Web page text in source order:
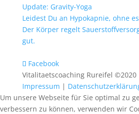
Update: Gravity-Yoga
Leidest Du an Hypokapnie, ohne
Der Körper regelt
gut.
Facebook
Vitalitaetscoaching Rureifel ©2020
Impressum |
Um unsere Webseite für Sie optimal zu
verbessern zu können, verwenden wir